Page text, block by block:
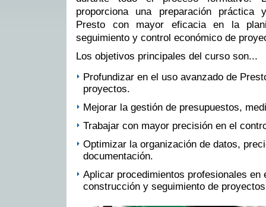
proporciona una preparación práctica
Presto con mayor eficacia en la
seguimiento y control económico de
Los objetivos principales del curso son...
Profundizar en el uso avanzado de
proyectos.
Mejorar la gestión de presupuestos,
Trabajar con mayor precisión en el
Optimizar la organización de datos,
documentación.
Aplicar procedimientos profesionales en
construcción y seguimiento de